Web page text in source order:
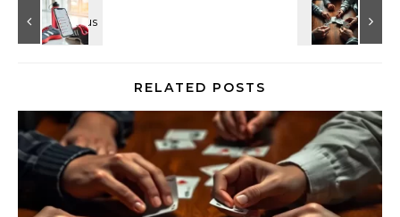
RELATED POSTS